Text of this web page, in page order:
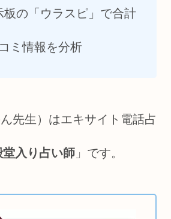
板の「ウラスピ」で合計
ミ情報を分析
先生）はエキサイト電話占
堂入り占い師 」です。